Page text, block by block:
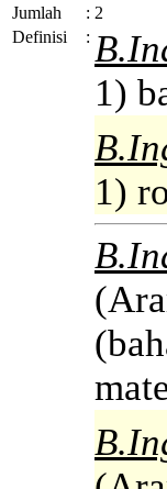
Jumlah : 2
Definisi
:
1)
1)